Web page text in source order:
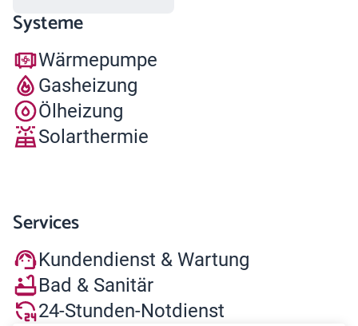
Systeme
Wärmepumpe
Gasheizung
Ölheizung
Solarthermie
Services
Kundendienst & Wartung
Bad & Sanitär
24-Stunden-Notdienst